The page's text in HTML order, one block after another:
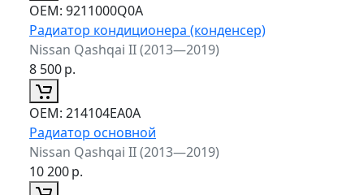
ОЕМ: 9211000Q0A
Радиатор кондиционера (конденсер)
Nissan Qashqai II (2013—2019)
8 500р.
ОЕМ: 214104EA0A
Радиатор основной
Nissan Qashqai II (2013—2019)
10 200р.